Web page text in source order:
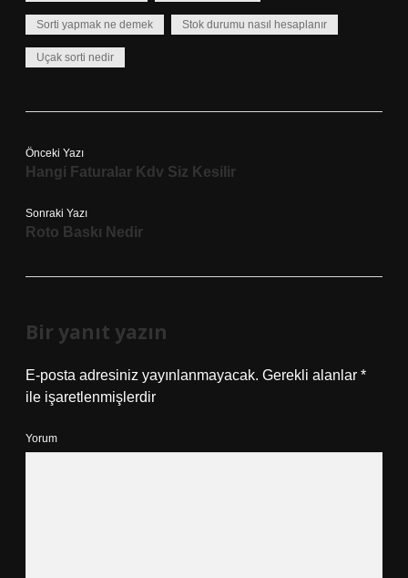
Sorti yapmak ne demek Stok durumu nasıl hesaplanır
Uçak sorti nedir
Önceki Yazı
Hangi Faturalar Kdv Siz Kesilir
Sonraki Yazı
Roto Baskı Nedir
Bir yanıt yazın
E-posta adresiniz yayınlanmayacak. Gerekli alanlar *
ile işaretlenmişlerdir
Yorum